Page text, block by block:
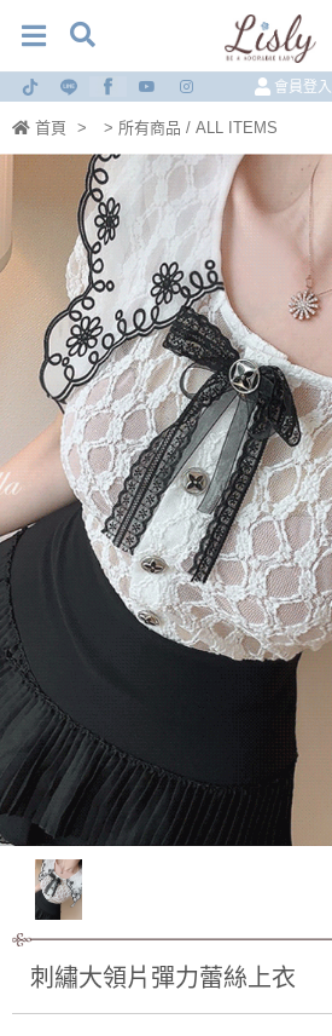
會員登入
首頁 > > 所有商品 / ALL ITEMS
刺繡大領片彈力蕾絲上衣